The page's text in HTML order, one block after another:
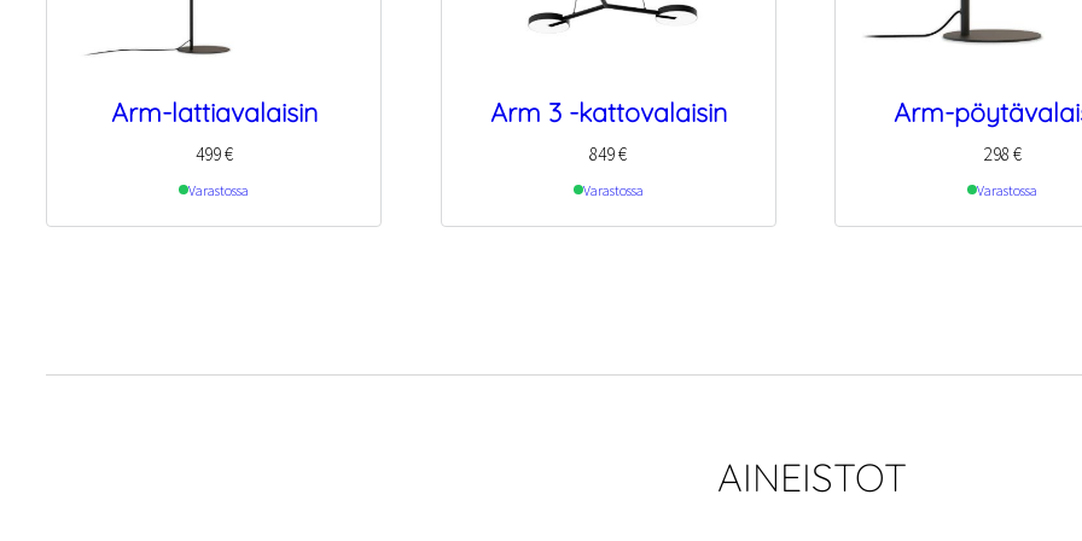
Arm-lattiavalaisin
499€
Varastossa
Arm 3 -kattovalaisin
849€
Varastossa
Arm-
298 €
Varastossa
AINEISTOT